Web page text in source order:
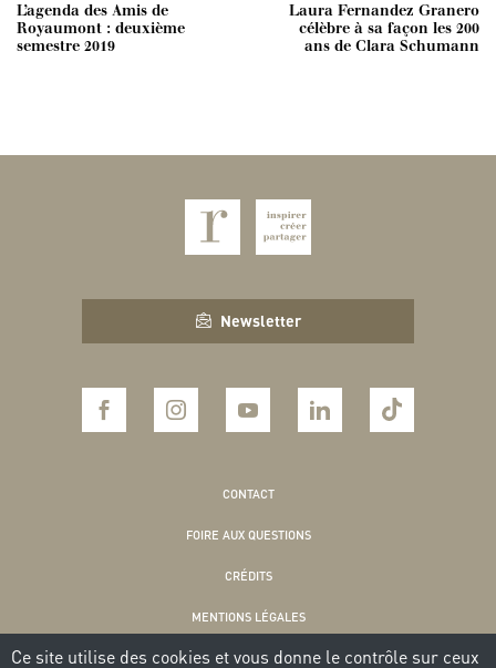
L’agenda des Amis de
Royaumont : deuxième
semestre 2019
Laura Fernandez Granero
célèbre à sa façon les 200
ans de Clara Schumann
Newsletter
CONTACT
FOIRE AUX QUESTIONS
CRÉDITS
MENTIONS LÉGALES
POLITIQUE DE CONFIDENTIALITÉ
Ce site utilise des cookies et vous donne le contrôle sur ceux